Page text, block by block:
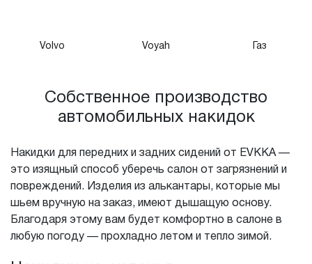
Volvo Voyah Газ
Собственное производство
автомобильных накидок
Накидки для передних и задних сидений от EVKKA —
это изящный способ уберечь салон от загрязнений и
повреждений. Изделия из алькантары, которые мы
шьем вручную на заказ, имеют дышащую основу.
Благодаря этому вам будет комфортно в салоне в
любую погоду — прохладно летом и тепло зимой.